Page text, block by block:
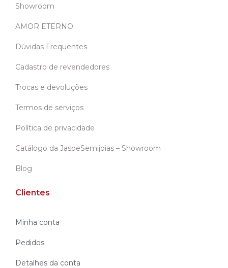
Showroom
AMOR ETERNO
Dúvidas Frequentes
Cadastro de revendedores
Trocas e devoluções
Termos de serviços
Política de privacidade
Catálogo da JaspeSemijoias – Showroom
Blog
Clientes
Minha conta
Pedidos
Detalhes da conta